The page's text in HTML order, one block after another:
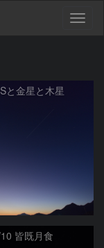
と金星と木星
皆既月食